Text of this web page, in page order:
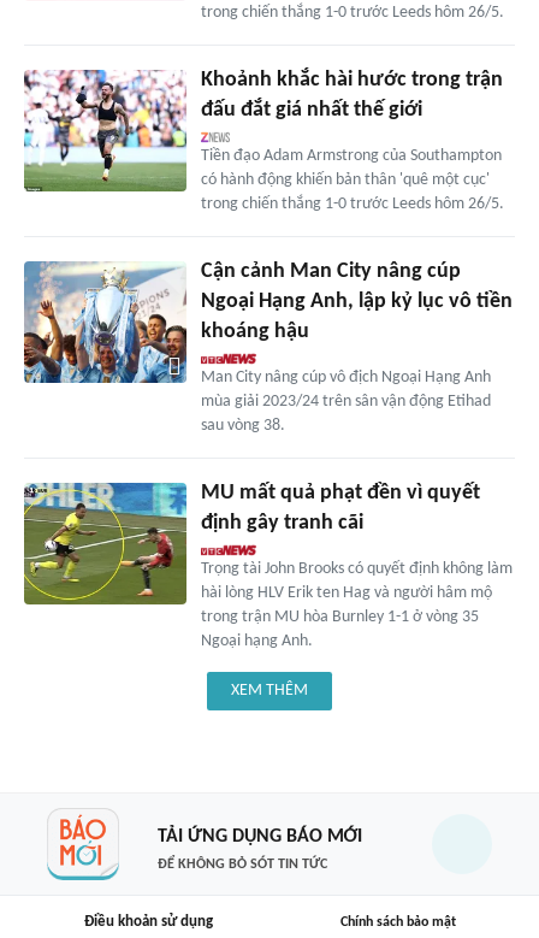
trong chiến thắng 1-0 trước Leeds hôm 26/5.
Khoảnh khắc hài hước trong trận
đấu đắt giá nhất thế giới
Tiền đạo Adam Armstrong của Southampton
có hành động khiến bản thân 'quê một cục'
trong chiến thắng 1-0 trước Leeds hôm 26/5.
Cận cảnh Man City nâng cúp
Ngoại Hạng Anh, lập kỷ lục vô tiền
khoáng hậu
Man City nâng cúp vô địch Ngoại Hạng Anh
mùa giải 2023/24 trên sân vận động Etihad
sau vòng 38.
MU mất quả phạt đền vì quyết
định gây tranh cãi
Trọng tài John Brooks có quyết định không làm
hài lòng HLV Erik ten Hag và người hâm mộ
trong trận MU hòa Burnley 1-1 ở vòng 35
Ngoại hạng Anh.
XEM THÊM
TẢI ỨNG DỤNG BÁO MỚI
ĐỂ KHÔNG BỎ SÓT TIN TỨC
Điều khoản sử dụng Chính sách bảo mật